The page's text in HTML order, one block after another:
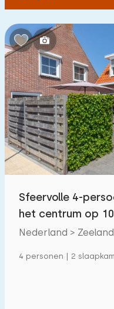
Sfeervolle 4-
het centrum op
Nederland >
4 personen | 2